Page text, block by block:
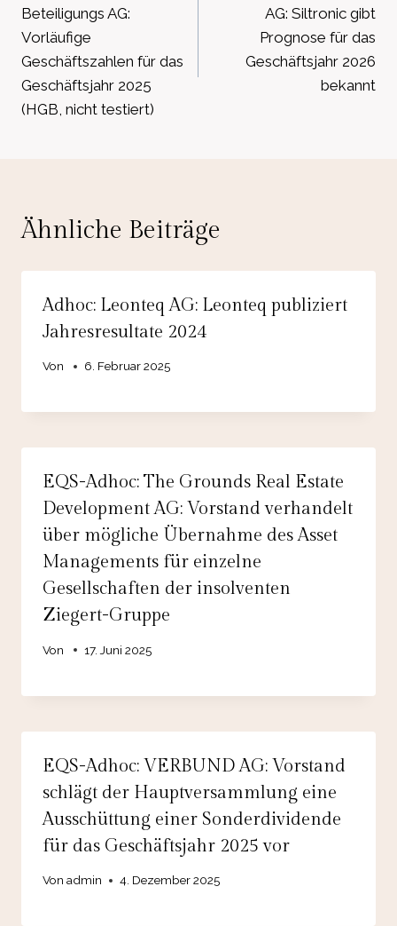
Beteiligungs AG:
Vorläufige
Geschäftszahlen für das
Geschäftsjahr 2025
(HGB, nicht testiert)
AG: Siltronic gibt
Prognose für das
Geschäftsjahr 2026
bekannt
Ähnliche Beiträge
Adhoc: Leonteq AG: Leonteq publiziert
Jahresresultate 2024
Von 6. Februar 2025
EQS-Adhoc: The Grounds Real Estate
Development AG: Vorstand verhandelt
über mögliche Übernahme des Asset
Managements für einzelne
Gesellschaften der insolventen
Ziegert-Gruppe
Von 17. Juni 2025
EQS-Adhoc: VERBUND AG: Vorstand
schlägt der Hauptversammlung eine
Ausschüttung einer Sonderdividende
für das Geschäftsjahr 2025 vor
Von admin 4. Dezember 2025